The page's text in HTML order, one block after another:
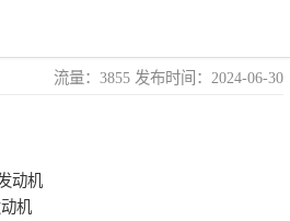
流量：3855 发布时间：2024-06-30
动机
机